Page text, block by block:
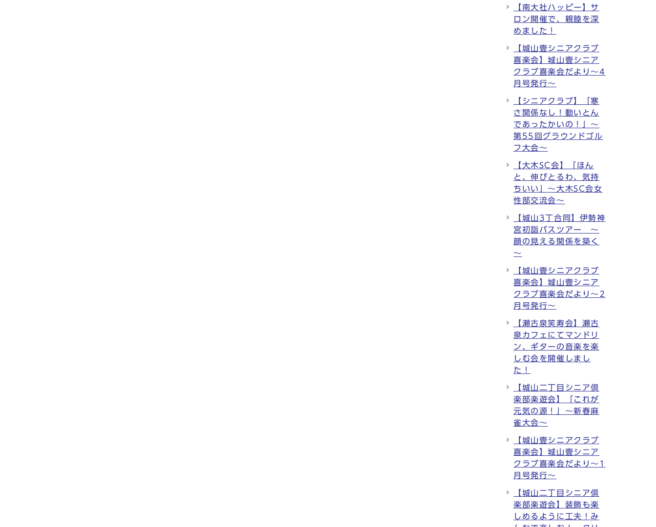
【南大社ハッピー】サ
ロン開催で、親睦を深
めました！
【城山壹シニアクラブ
喜楽会】城山壹シニア
クラブ喜楽会だより～4
月号発行～
【シニアクラブ】「寒
さ関係なし！動いとん
であったかいの！」～
第55回グラウンドゴル
フ大会～
【大木SC会】「ほん
と、伸びとるわ、気持
ちいい」～大木SC会女
性部交流会～
【城山3丁合同】伊勢神
宮初詣バスツアー ～
顔の見える関係を築く
～
【城山壹シニアクラブ
喜楽会】城山壹シニア
クラブ喜楽会だより～2
月号発行～
【瀬古泉笑寿会】瀬古
泉カフェにてマンドリ
ン、ギターの音楽を楽
しむ会を開催しまし
た！
【城山二丁目シニア倶
楽部楽遊会】「これが
元気の源！」～新春麻
雀大会～
【城山壹シニアクラブ
喜楽会】城山壹シニア
クラブ喜楽会だより～1
月号発行～
【城山二丁目シニア倶
楽部楽遊会】装飾も楽
しめるように工夫！み